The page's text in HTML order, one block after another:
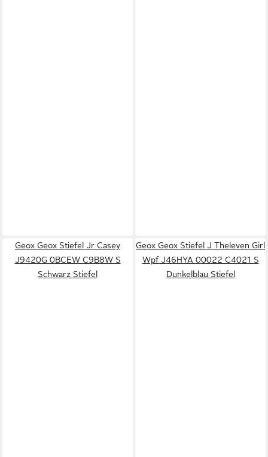
Geox Geox Stiefel Jr Casey
J9420G 0BCEW C9B8W S
Schwarz Stiefel
Geox Geox Stiefel J Theleven Girl
Wpf J46HYA 00022 C4021 S
Dunkelblau Stiefel